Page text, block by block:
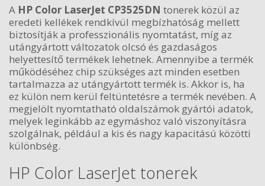
A HP Color LaserJet CP3525DN tonerek közül az
eredeti kellékek rendkívül megbízhatóság mellett
biztosítják a professzionális nyomtatást, míg az
utángyártott változatok olcsó és gazdaságos
helyettesítő termékek lehetnek. Amennyibe a termék
működéséhez chip szükséges azt minden esetben
tartalmazza az utángyártott termék is. Akkor is, ha
ez külön nem kerül feltüntetésre a termék nevében. A
megjelölt nyomtatható oldalszámok gyártói adatok,
melyek leginkább az egymáshoz való viszonyításra
szolgálnak, például a kis és nagy kapacitású közötti
különbség.
HP Color LaserJet tonerek